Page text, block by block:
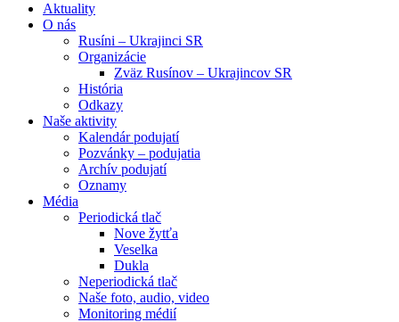
Aktuality
O nás
Rusíni – Ukrajinci SR
Organizácie
Zväz Rusínov – Ukrajincov SR
História
Odkazy
Naše aktivity
Kalendár podujatí
Pozvánky – podujatia
Archív podujatí
Oznamy
Média
Periodická tlač
Nove žytťa
Veselka
Dukla
Neperiodická tlač
Naše foto, audio, video
Monitoring médií